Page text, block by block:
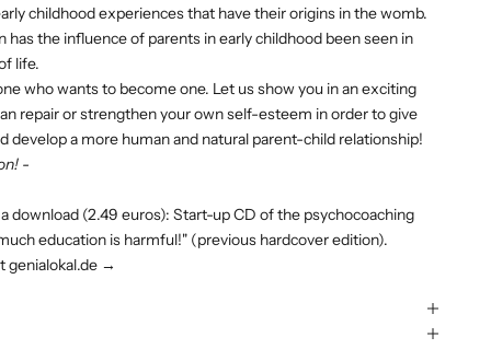
childhood experiences that have their origins in the womb.
the influence of parents in early childhood been seen in
life.
who wants to become one. Let us show you in an exciting
repair or strengthen your own self-esteem in order to give
develop a more human and natural parent-child relationship!
-
download (2.49 euros): Start-up CD of the psychocoaching
education is harmful!" (previous hardcover edition).
genialokal.de →